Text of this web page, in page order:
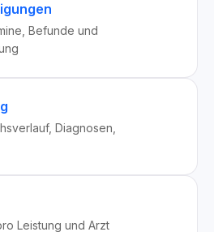
Befunde und
Diagnosen,
Leistung und Arzt